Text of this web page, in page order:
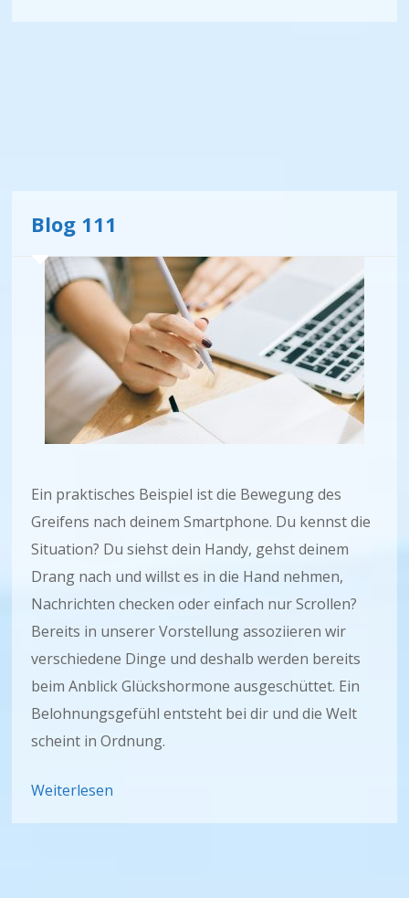
Blog 111
Ein praktisches Beispiel ist die Bewegung des
Greifens nach deinem Smartphone. Du kennst die
Situation? Du siehst dein Handy, gehst deinem
Drang nach und willst es in die Hand nehmen,
Nachrichten checken oder einfach nur Scrollen?
Bereits in unserer Vorstellung assoziieren wir
verschiedene Dinge und deshalb werden bereits
beim Anblick Glückshormone ausgeschüttet. Ein
Belohnungsgefühl entsteht bei dir und die Welt
scheint in Ordnung.
Weiterlesen